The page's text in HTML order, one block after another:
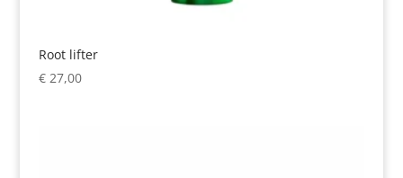
Root lifter
€27,00